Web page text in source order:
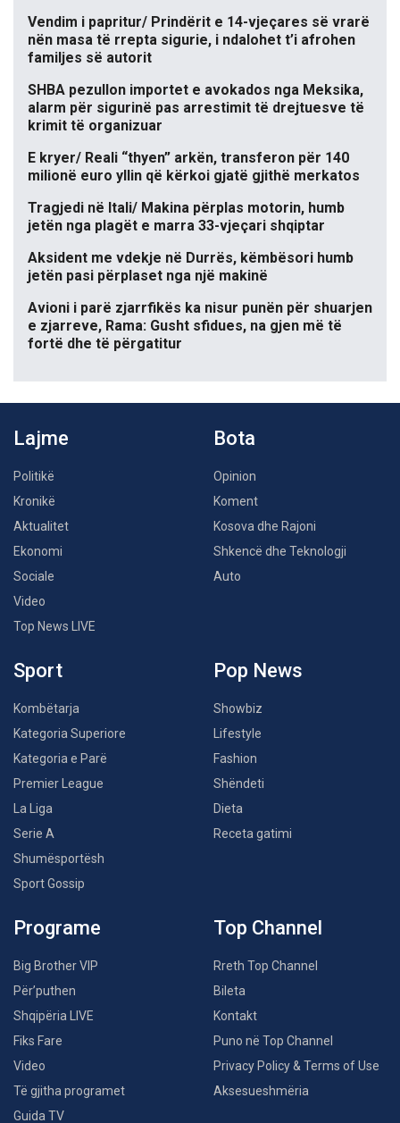
Vendim i papritur/ Prindërit e 14-vjeçares së vrarë
nën masa të rrepta sigurie, i ndalohet t’i afrohen
familjes së autorit
SHBA pezullon importet e avokados nga Meksika,
alarm për sigurinë pas arrestimit të drejtuesve të
krimit të organizuar
E kryer/ Reali “thyen” arkën, transferon për 140
milionë euro yllin që kërkoi gjatë gjithë merkatos
Tragjedi në Itali/ Makina përplas motorin, humb
jetën nga plagët e marra 33-vjeçari shqiptar
Aksident me vdekje në Durrës, këmbësori humb
jetën pasi përplaset nga një makinë
Avioni i parë zjarrfikës ka nisur punën për shuarjen
e zjarreve, Rama: Gusht sfidues, na gjen më të
fortë dhe të përgatitur
Lajme
Politikë
Kronikë
Aktualitet
Ekonomi
Sociale
Video
Top News LIVE
Bota
Opinion
Koment
Kosova dhe Rajoni
Shkencë dhe Teknologji
Auto
Sport
Kombëtarja
Kategoria Superiore
Kategoria e Parë
Premier League
La Liga
Serie A
Shumësportësh
Sport Gossip
Pop News
Showbiz
Lifestyle
Fashion
Shëndeti
Dieta
Receta gatimi
Programe
Big Brother VIP
Për’puthen
Shqipëria LIVE
Fiks Fare
Video
Të gjitha programet
Guida TV
Top Channel
Rreth Top Channel
Bileta
Kontakt
Puno në Top Channel
Privacy Policy & Terms of Use
Aksesueshmëria